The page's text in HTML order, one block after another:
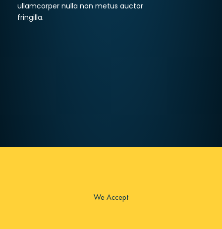
ullamcorper nulla non metus auctor
fringilla.
We Accept